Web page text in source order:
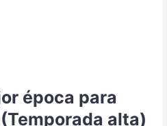
época para
alta)